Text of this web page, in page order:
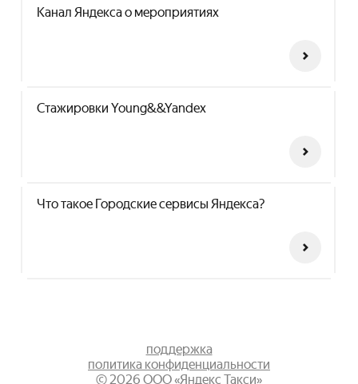
Канал Яндекса о мероприятиях
Стажировки Young&&Yandex
Что такое Городские сервисы Яндекса?
©2026 ООО «Яндекс Такси»
поддержка
политика конфиденциальности